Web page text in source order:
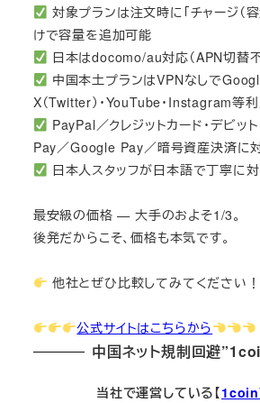
対象プランは注文時に「チャージ（
けで容量を追加可能
日本はdocomo/au対応（APN切替不
中国本土プランはVPNなしで
X（Twitter）・YouTube・Instagram等
PayPal／クレジットカード・デビッ
Pay／Google Pay／暗号資産決済に
日本人スタッフが日本語で丁寧に対
最安級の価格 — 大手のおよそ1/3。
後発だからこそ、価格も本気です。
他社とぜひ比較してみてください！
公式サイトはこちらから
中国ネット規制回避
当社で運営している【